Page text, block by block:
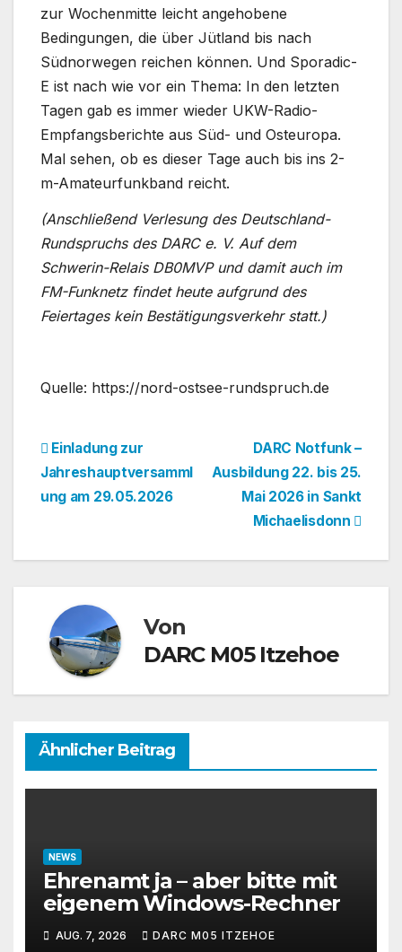
zur Wochenmitte leicht angehobene
Bedingungen, die über Jütland bis nach
Südnorwegen reichen können. Und Sporadic-
E ist nach wie vor ein Thema: In den letzten
Tagen gab es immer wieder UKW-Radio-
Empfangsberichte aus Süd- und Osteuropa.
Mal sehen, ob es dieser Tage auch bis ins 2-
m-Amateurfunkband reicht.
(Anschließend Verlesung des Deutschland-
Rundspruchs des DARC e. V. Auf dem
Schwerin-Relais DB0MVP und damit auch im
FM-Funknetz findet heute aufgrund des
Feiertages kein Bestätigungsverkehr statt.)
Quelle: https://nord-ostsee-rundspruch.de
BeitragsnavigationDARC Notfunk –
Ausbildung 22. bis 25.
Mai 2026 in Sankt
Michaelisdonn
Einladung zur
Jahreshauptversamml
ung am 29.05.2026
Von
DARC M05 Itzehoe
Ähnlicher Beitrag
NEWS
Ehrenamt ja – aber bitte mit
eigenem Windows-Rechner
AUG. 7, 2026 DARC M05 ITZEHOE